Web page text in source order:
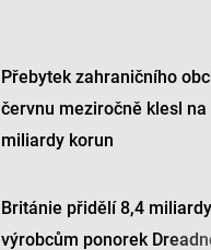
Přebytek zahraničního
červnu meziročně klesl na
miliardy korun
Británie přidělí 8,4
výrobcům ponorek